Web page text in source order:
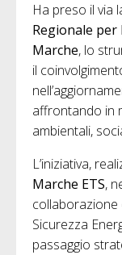
Ha preso il via
Regionale per
Marche, lo
il
affrontando in
ambientali,
L’iniziativa,
Marche ETS,
collaborazione
Sicurezza
passaggio